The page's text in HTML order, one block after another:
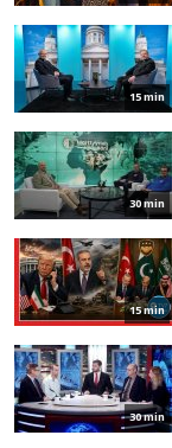
15 min
30 min
15 min
30 min